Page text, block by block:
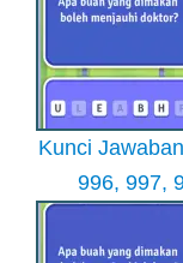
Kunci
996, 997,